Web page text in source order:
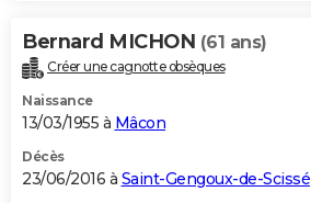
Bernard MICHON (61 ans)
Créer une cagnotte obsèques
Naissance
13/03/1955 à Mâcon
Décès
23/06/2016 à Saint-Gengoux-de-Scissé